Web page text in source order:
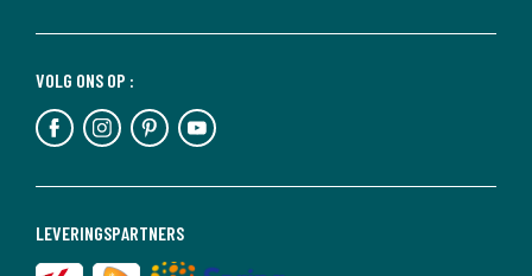
LEVERINGSPARTNERS
VOLG ONS OP :